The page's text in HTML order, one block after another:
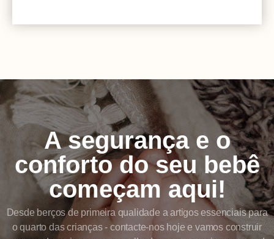
A segurança e o
conforto do seu bebê
começam aqui!
Desde berços de primeira qualidade a artigos essenciais para
o quarto das crianças - contacte-nos hoje e vamos construir